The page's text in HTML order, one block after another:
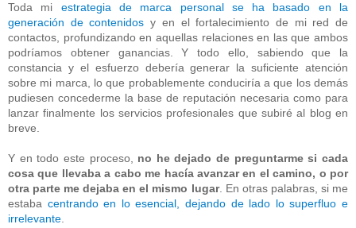
Toda mi estrategia de marca personal se ha basado en la
generación de contenidos y en el fortalecimiento de mi red de
contactos, profundizando en aquellas relaciones en las que ambos
podríamos obtener ganancias. Y todo ello, sabiendo que la
constancia y el esfuerzo debería generar la suficiente atención
sobre mi marca, lo que probablemente conduciría a que los demás
pudiesen concederme la base de reputación necesaria como para
lanzar finalmente los servicios profesionales que subiré al blog en
breve.
Y en todo este proceso, no he dejado de preguntarme si cada
cosa que llevaba a cabo me hacía avanzar en el camino, o por
otra parte me dejaba en el mismo lugar. En otras palabras, si me
estaba centrando en lo esencial, dejando de lado lo superfluo e
irrelevante.